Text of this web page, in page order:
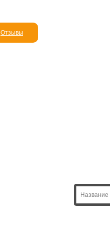
Отзывы